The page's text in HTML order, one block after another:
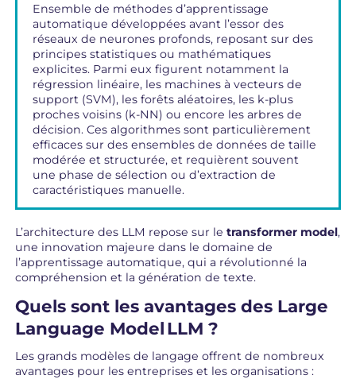
Ensemble de méthodes d’apprentissage
automatique développées avant l’essor des
réseaux de neurones profonds, reposant sur des
principes statistiques ou mathématiques
explicites. Parmi eux figurent notamment la
régression linéaire, les machines à vecteurs de
support (SVM), les forêts aléatoires, les k-plus
proches voisins (k-NN) ou encore les arbres de
décision. Ces algorithmes sont particulièrement
efficaces sur des ensembles de données de taille
modérée et structurée, et requièrent souvent
une phase de sélection ou d’extraction de
caractéristiques manuelle.
L’architecture des LLM repose sur letransformer model,
une innovation majeure dans le domaine de
l’apprentissage automatique, qui a révolutionné la
compréhension et la génération de texte.
Quels sont les avantages des Large
Language Model LLM ?
Les grands modèles de langage offrent de nombreux
avantages pour les entreprises et les organisations :